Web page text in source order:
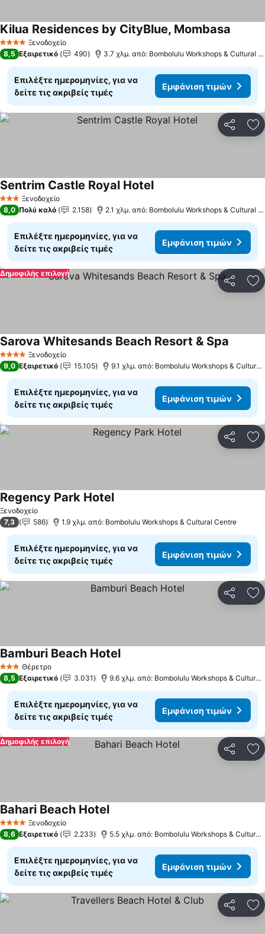
4 ΑστέριαΞενοδοχείο
Kilua Residences by CityBlue, Mombasa
8,5 Εξαιρετικό 490 3.7 χλμ. από: Bombolulu Workshops & Cultural Centre
Επιλέξτε ημερομηνίες, για να
δείτε τις ακριβείς τιμές
Εμφάνιση τιμών
3 ΑστέριαΞενοδοχείο
Sentrim Castle Royal Hotel
8,0 Πολύ καλό 2.158 2.1 χλμ. από: Bombolulu Workshops & Cultural Centre
Επιλέξτε ημερομηνίες, για να
δείτε τις ακριβείς τιμές
Εμφάνιση τιμών
Δημοφιλής επιλογή
4 ΑστέριαΞενοδοχείο
Sarova Whitesands Beach Resort & Spa
9,0 Εξαιρετικό 15.105 9.1 χλμ. από: Bombolulu Workshops & Cultural Centre
Επιλέξτε ημερομηνίες, για να
δείτε τις ακριβείς τιμές
Εμφάνιση τιμών
Ξενοδοχείο
Regency Park Hotel
7,3 586 1.9 χλμ. από: Bombolulu Workshops & Cultural Centre
Επιλέξτε ημερομηνίες, για να
δείτε τις ακριβείς τιμές
Εμφάνιση τιμών
3 ΑστέριαΘέρετρο
Bamburi Beach Hotel
8,5 Εξαιρετικό 3.031 9.6 χλμ. από: Bombolulu Workshops & Cultural Centre
Επιλέξτε ημερομηνίες, για να
δείτε τις ακριβείς τιμές
Εμφάνιση τιμών
Δημοφιλής επιλογή
4 ΑστέριαΞενοδοχείο
Bahari Beach Hotel
8,6 Εξαιρετικό 2.233 5.5 χλμ. από: Bombolulu Workshops & Cultural Centre
Επιλέξτε ημερομηνίες, για να
δείτε τις ακριβείς τιμές
Εμφάνιση τιμών